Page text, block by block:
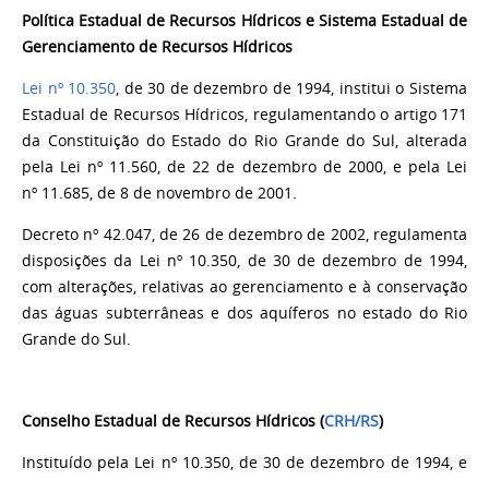
Política Estadual de Recursos Hídricos e Sistema Estadual de
Gerenciamento de Recursos Hídricos
Lei nº 10.350, de 30 de dezembro de 1994, institui o Sistema
Estadual de Recursos Hídricos, regulamentando o artigo 171
da Constituição do Estado do Rio Grande do Sul, alterada
pela Lei nº 11.560, de 22 de dezembro de 2000, e pela Lei
nº 11.685, de 8 de novembro de 2001.
Decreto nº 42.047, de 26 de dezembro de 2002, regulamenta
disposições da Lei nº 10.350, de 30 de dezembro de 1994,
com alterações, relativas ao gerenciamento e à conservação
das águas subterrâneas e dos aquíferos no estado do Rio
Grande do Sul.
Conselho Estadual de Recursos Hídricos (CRH/RS)
Instituído pela Lei nº 10.350, de 30 de dezembro de 1994, e